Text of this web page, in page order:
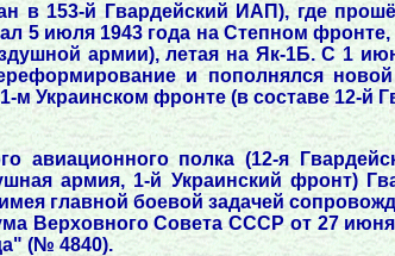
в 153-й Гвардейский ИАП), где
5 июля 1943 года на Степном
армии), летая на Як-1Б. С 1
и пополнялся новой
м Украинском фронте (в составе 12-й
авиационного полка (12-я
армия, 1-й Украинский фронт)
главной боевой задачей
Верховного Совета СССР от 27 июня
(№ 4840).